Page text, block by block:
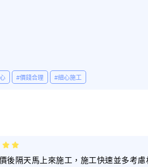
#價錢合理 #細心施工
後隔天馬上來施工，施工快速並多考